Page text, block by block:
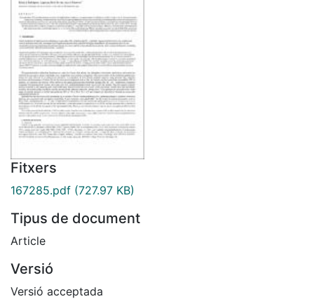
Fitxers
167285.pdf (727.97 KB)
Tipus de document
Article
Versió
Versió acceptada